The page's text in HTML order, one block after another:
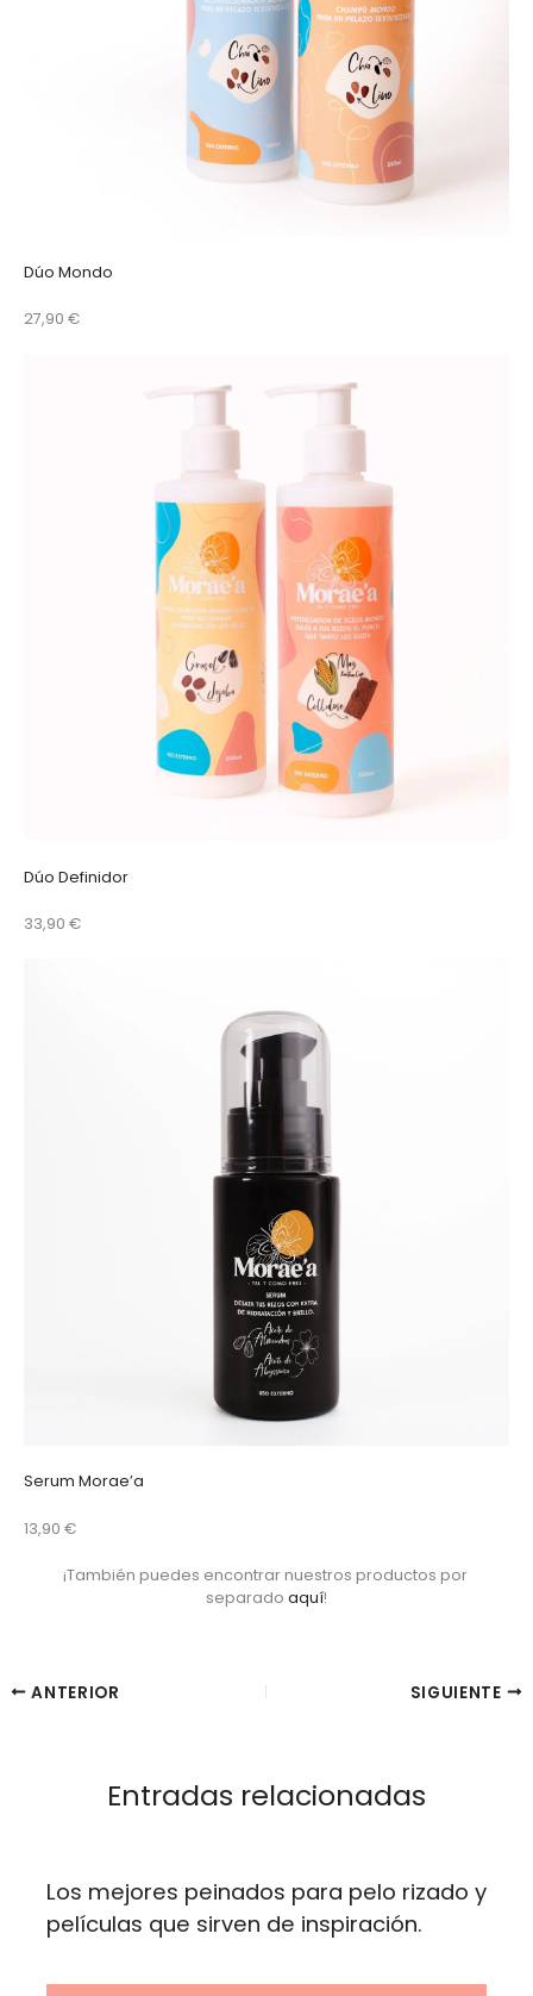
Dúo Mondo
27,90 €
Dúo Definidor
33,90 €
Serum Morae’a
13,90 €
¡También puedes encontrar nuestros productos por
separado aquí!
ANTERIOR SIGUIENTE
Entradas relacionadas
Los mejores peinados para pelo rizado y
películas que sirven de inspiración.